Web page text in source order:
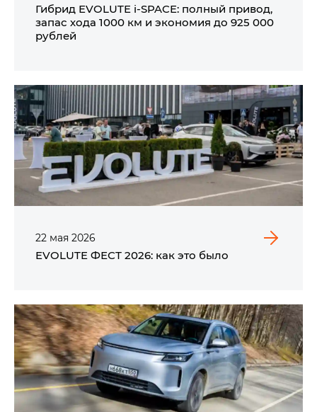
Гибрид EVOLUTE i‑SPACE: полный привод,
запас хода 1000 км и экономия до 925 000
рублей
22 мая 2026
EVOLUTE ФЕСТ 2026: как это было